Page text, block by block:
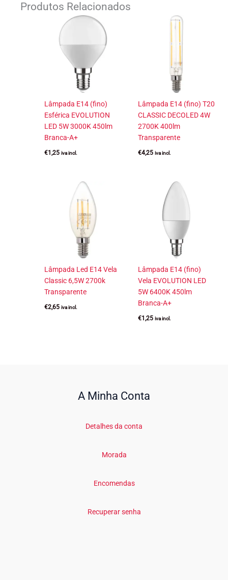
Produtos Relacionados
Lâmpada E14 (fino)
Esférica EVOLUTION
LED 5W 3000K 450lm
Branca-A+
€1,25 iva incl.
Lâmpada E14 (fino) T20
CLASSIC DECOLED 4W
2700K 400lm
Transparente
€4,25 iva incl.
Lâmpada Led E14 Vela
Classic 6,5W 2700k
Transparente
€2,65 iva incl.
Lâmpada E14 (fino)
Vela EVOLUTION LED
5W 6400K 450lm
Branca-A+
€1,25 iva incl.
A Minha Conta
Detalhes da conta
Morada
Encomendas
Recuperar senha